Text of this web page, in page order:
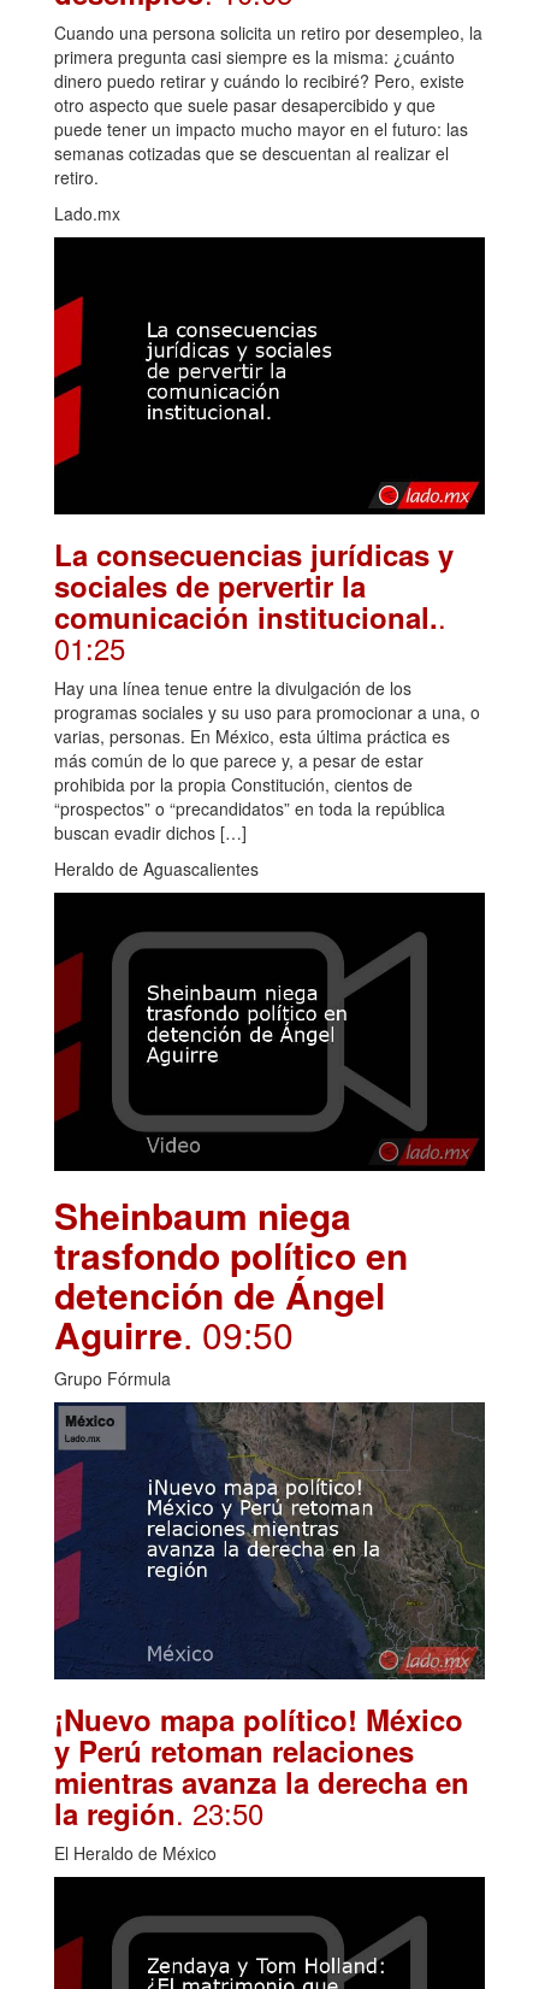
Cuando una persona solicita un retiro por desempleo, la
primera pregunta casi siempre es la misma: ¿cuánto
dinero puedo retirar y cuándo lo recibiré? Pero, existe
otro aspecto que suele pasar desapercibido y que
puede tener un impacto mucho mayor en el futuro: las
semanas cotizadas que se descuentan al realizar el
retiro.
Lado.mx
La consecuencias jurídicas y
sociales de pervertir la
comunicación institucional..
01:25
Hay una línea tenue entre la divulgación de los
programas sociales y su uso para promocionar a una, o
varias, personas. En México, esta última práctica es
más común de lo que parece y, a pesar de estar
prohibida por la propia Constitución, cientos de
“prospectos” o “precandidatos” en toda la república
buscan evadir dichos […]
Heraldo de Aguascalientes
Sheinbaum niega
trasfondo político en
detención de Ángel
Aguirre. 09:50
Grupo Fórmula
¡Nuevo mapa político! México
y Perú retoman relaciones
mientras avanza la derecha en
la región. 23:50
El Heraldo de México